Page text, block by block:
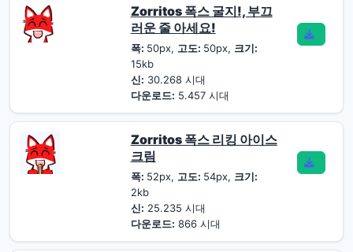
Zorritos 폭스 굴지!, 부끄
러운 줄 아세요!
폭: 50px, 고도: 50px, 크기:
15kb
신: 30.268 시대
다운로드: 5.457 시대
Zorritos 폭스 리킹 아이스
크림
폭: 52px, 고도: 54px, 크기:
2kb
신: 25.235 시대
다운로드: 866 시대